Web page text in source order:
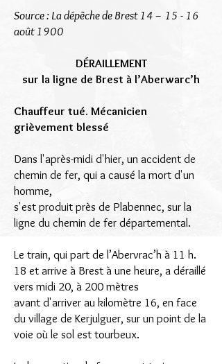
Source : La dépêche de Brest 14 – 15 - 16
août 1900
DÉRAILLEMENT
sur la ligne de Brest à l’Aberwarc’h
Chauffeur tué. Mécanicien
grièvement blessé
Dans l'après-midi d'hier, un accident de
chemin de fer, qui a causé la mort d'un
homme,
s'est produit près de Plabennec, sur la
ligne du chemin de fer départemental.
Le train, qui part de l’Abervrac’h à 11 h.
18 et arrive à Brest à une heure, a déraillé
vers midi 20, à 200 mètres
avant d'arriver au kilomètre 16, en face
du village de Kerjulguer, sur un point de la
voie où le sol est tourbeux.